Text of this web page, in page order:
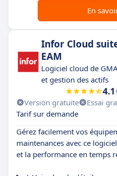
En
Infor Cloud
EAM
Logiciel cloud de
et gestion des actifs
4.1
Version gratuite Essai
Tarif sur demande
Gérez facilement vos
maintenances avec ce
et la performance en temps